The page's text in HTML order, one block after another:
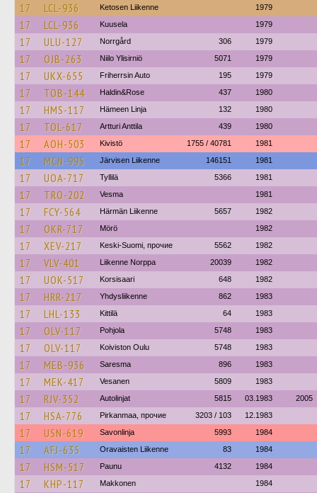
17 LCL-936 Ketosen Liikenne 1979
17 LCL-936 Kuusela 1979
17 ULU-127 Norrgård 306 1979
17 OJB-263 Niilo Ylisirniö 5071 1979
17 UKX-655 Friherrsin Auto 195 1979
17 TOB-144 Haldin&Rose 437 1980
17 HMS-117 Hämeen Linja 132 1980
17 TOL-617 Artturi Anttila 439 1980
17 AOH-503 Kivistö 1755 / 40781 1981
17 MCN-995 Järvisen Liikenne 146151 1981
17 UOA-717 Tyllilä 5366 1981
17 TRO-202 Vesma 1981
17 FCY-564 Härmän Liikenne 5657 1982
17 OKR-717 Mörö 1982
17 XEV-217 Keski-Suomi, прочие 5562 1982
17 VLV-401 Liikenne Norppa 20039 1982
17 UOK-517 Korsisaari 648 1982
17 HRR-217 Yhdysliikenne 862 1983
17 LHL-133 Kittilä 64 1983
17 OLV-117 Pohjola 5748 1983
17 OLV-117 Koiviston Oulu 5748 1983
17 MEB-936 Saresma 896 1983
17 MEK-417 Vesanen 5809 1983
17 RJV-352 Autolinjat 5815 03.1983 2005
17 HSA-776 Pirkanmaa, прочие 3203 / 103 12.1983
17 USN-619 Savonlinja 5993 1984
17 AFJ-635 Oravaisten Liikenne 83 1984
17 HSM-517 Paunu 4132 1984
17 KHP-117 Makkonen 1984